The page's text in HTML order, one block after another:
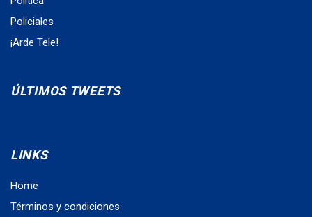
Policiales
¡Arde Tele!
ÚLTIMOS TWEETS
LINKS
Home
Términos y condiciones